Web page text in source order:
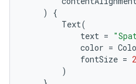
)
{
Text(
text =
color =
fontSize =
)